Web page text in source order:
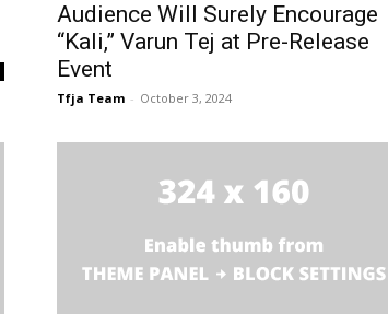
Audience Will Surely Encourage
“Kali,” Varun Tej at Pre-Release
Event
Tfja Team - October 3, 2024